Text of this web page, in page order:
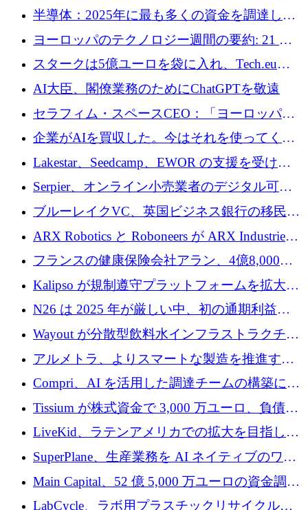
の 1 つに取り組むために 16 万 2,000 ユーロを
確保
半導体：2025年に最も多くの資金を調達した
10社
ヨーロッパのテクノロジー週間の要約: 21 億
ユーロの取引と Tech.eu Funding Explorer
スタークは5億ユーロを袋に入れ、Tech.eu
Funding Explorerの立ち上げ、そしてルクセン
ブルクの大きな野望
AI大臣、閣僚業務のためにChatGPTを敬遠
セラフィム・スペースCEO：「ヨーロッパは
追いつきつつある」
企業がAIを買収した。今はそれを使ってくれ
る人々が必要です
Lakestar、Seedcamp、EWOR の支援を受け、
SE3 が自律システム用の空間 AI プラットフォ
ームを発表
Serpier、オンライン小売業者のデジタル可視
性向上を支援するために 140 万ユーロを調達
ブルーレイクVC、英国ビジネス銀行の移民主
導スタートアップ支援で初のファンド獲得に
ARX Robotics と Roboneers が ARX Industries
を設立し、無人地上車両の生産を拡大
フランスの健康保険会社アラン、4億8,000万
ユーロの資金調達ラウンドで合意
Kalipso が規制遵守プラットフォームを拡大す
るために 320 万ドルを調達
N26 は 2025 年が厳しい中、初の通期利益を
達成
Wayout が分散型飲料水インフラストラクチャ
プラットフォームを拡張するために 242 万ユ
ーロを調達
アルメトラ、よりスマートな製造を推進する
ためにシリーズ A で 1,630 万ユーロを確保
Compri、AI を活用した調達チームの構築に
320 万ユーロを確保
Tissium が株式資金で 3,000 万ユーロ、負債で
3,000 万ユーロを調達
LiveKid、ラテンアメリカでの拡大を目指して
Aldea を買収
SuperPlane、生産業務を AI ネイティブのワー
クフロー層に変えるために 260 万ドルを確保
Main Capital、52 億 5,000 万ユーロの資金調達
でエンタープライズ ソフトウェアの開発を倍
LabCycle、ラボ用プラスチックリサイクルシ